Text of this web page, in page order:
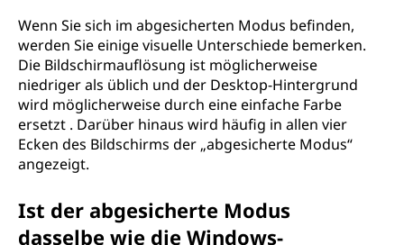
Wenn Sie sich im abgesicherten Modus befinden,
werden Sie einige visuelle Unterschiede bemerken.
Die Bildschirmauflösung ist möglicherweise
niedriger als üblich und der Desktop-Hintergrund
wird möglicherweise durch eine einfache Farbe
ersetzt . Darüber hinaus wird häufig in allen vier
Ecken des Bildschirms der „abgesicherte Modus“
angezeigt.
Ist der abgesicherte Modus
dasselbe wie die Windows-